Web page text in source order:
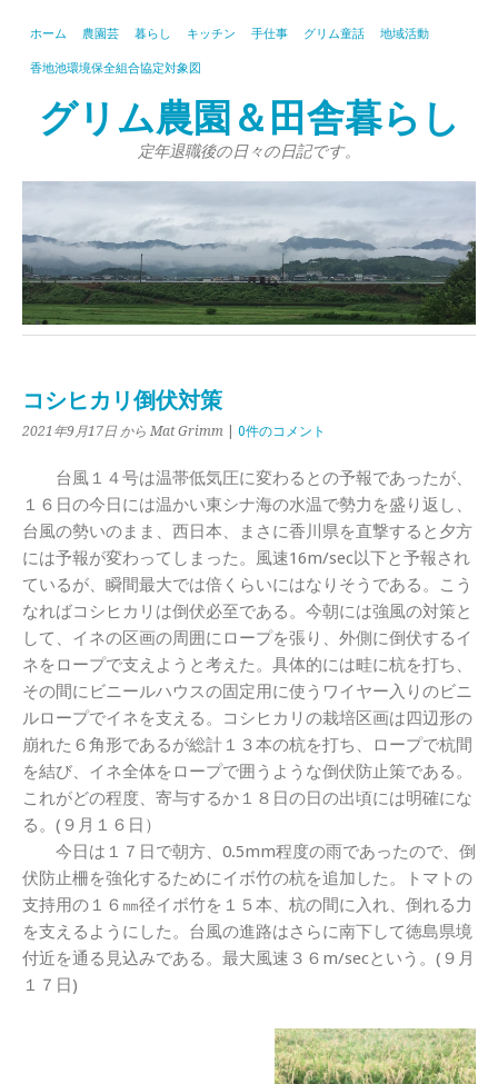
ホーム 農園芸 暮らし キッチン 手仕事 グリム童話 地域活動
香地池環境保全組合協定対象図
グリム農園＆田舎暮らし
定年退職後の日々の日記です。
コシヒカリ倒伏対策
2021年9月17日 から Mat Grimm 0件のコメント
台風１４号は温帯低気圧に変わるとの予報であったが、
１６日の今日には温かい東シナ海の水温で勢力を盛り返し、
台風の勢いのまま、西日本、まさに香川県を直撃すると夕方
には予報が変わってしまった。風速16m/sec以下と予報され
ているが、瞬間最大では倍くらいにはなりそうである。こう
なればコシヒカリは倒伏必至である。今朝には強風の対策と
して、イネの区画の周囲にロープを張り、外側に倒伏するイ
ネをロープで支えようと考えた。具体的には畦に杭を打ち、
その間にビニールハウスの固定用に使うワイヤー入りのビニ
ルロープでイネを支える。コシヒカリの栽培区画は四辺形の
崩れた６角形であるが総計１３本の杭を打ち、ロープで杭間
を結び、イネ全体をロープで囲うような倒伏防止策である。
これがどの程度、寄与するか１８日の日の出頃には明確にな
る。(９月１６日）
今日は１７日で朝方、0.5mm程度の雨であったので、倒
伏防止柵を強化するためにイボ竹の杭を追加した。トマトの
支持用の１６㎜径イボ竹を１５本、杭の間に入れ、倒れる力
を支えるようにした。台風の進路はさらに南下して徳島県境
付近を通る見込みである。最大風速３６m/secという。(９月
１７日)